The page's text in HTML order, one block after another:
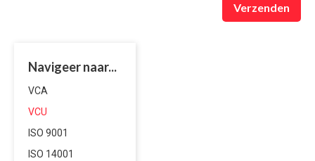
Navigeer naar...
VCA
VCU
ISO 9001
ISO 14001
Verzenden